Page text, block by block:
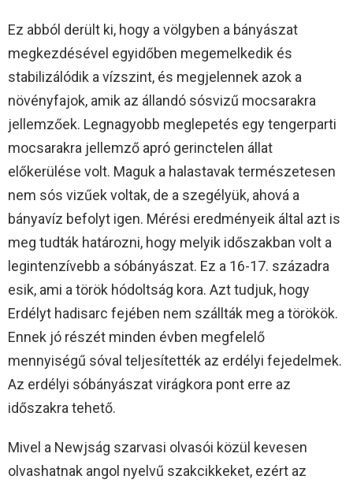
Ez abból derült ki, hogy a völgyben a bányászat
megkezdésével egyidőben megemelkedik és
stabilizálódik a vízszint, és megjelennek azok a
növényfajok, amik az állandó sósvizű mocsarakra
jellemzőek. Legnagyobb meglepetés egy tengerparti
mocsarakra jellemző apró gerinctelen állat
előkerülése volt. Maguk a halastavak természetesen
nem sós vizűek voltak, de a szegélyük, ahová a
bányavíz befolyt igen. Mérési eredményeik által azt is
meg tudták határozni, hogy melyik időszakban volt a
legintenzívebb a sóbányászat. Ez a 16-17. századra
esik, ami a török hódoltság kora. Azt tudjuk, hogy
Erdélyt hadisarc fejében nem szállták meg a törökök.
Ennek jó részét minden évben megfelelő
mennyiségű sóval teljesítették az erdélyi fejedelmek.
Az erdélyi sóbányászat virágkora pont erre az
időszakra tehető.
Mivel a Newjság szarvasi olvasói közül kevesen
olvashatnak angol nyelvű szakcikkeket, ezért az